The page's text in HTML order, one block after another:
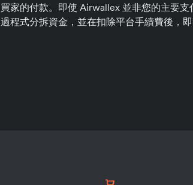
買家的付款。即使 Airwallex 並非您的主要支
過程式分拆資金，並在扣除平台手續費後，